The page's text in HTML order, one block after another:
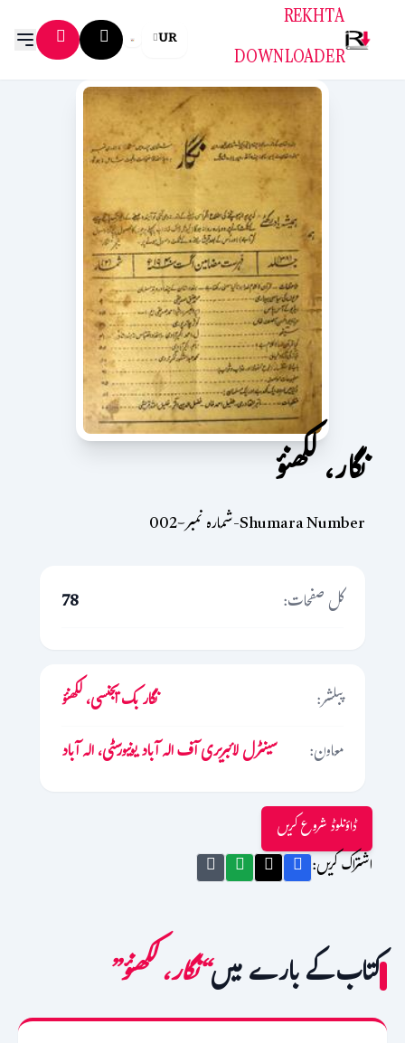
REKHTA
DOWNLOADER
UR
نگار، لکھنؤ
Shumara Number-شمارہ نمبر-002
کل صفحات:
78
پبلشر:
نگار بک ایجنسی، لکھنؤ
معاون:
سینٹرل لائبریری آف الہ آباد یونیورسٹی، الہ آباد
ڈاؤنلوڈ شروع کریں
اشتراک کریں:
کتاب کے بارے میں“نگار، لکھنؤ”